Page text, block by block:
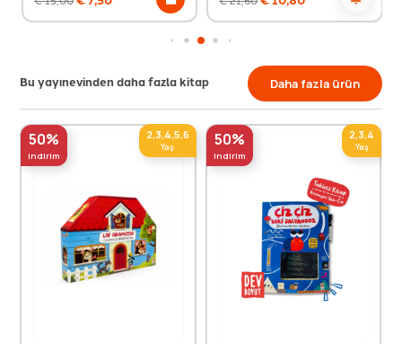
Bu yayınevinden daha fazla kitap Daha fazla ürün
50%
indirim
2,3,4,5,6
Yaş 50%
indirim
2,3,4
Yaş